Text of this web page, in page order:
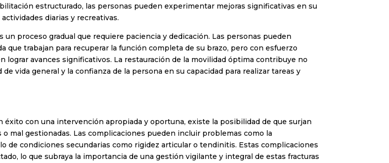
estructurado, las personas pueden experimentar mejoras significativas en su
diarias y recreativas.
proceso gradual que requiere paciencia y dedicación. Las personas pueden
que trabajan para recuperar la función completa de su brazo, pero con esfuerzo
avances significativos. La restauración de la movilidad óptima contribuye no
vida general y la confianza de la persona en su capacidad para realizar tareas y
éxito con una intervención apropiada y oportuna, existe la posibilidad de que surjan
mal gestionadas. Las complicaciones pueden incluir problemas como la
de condiciones secundarias como rigidez articular o tendinitis. Estas complicaciones
lo que subraya la importancia de una gestión vigilante y integral de estas fracturas